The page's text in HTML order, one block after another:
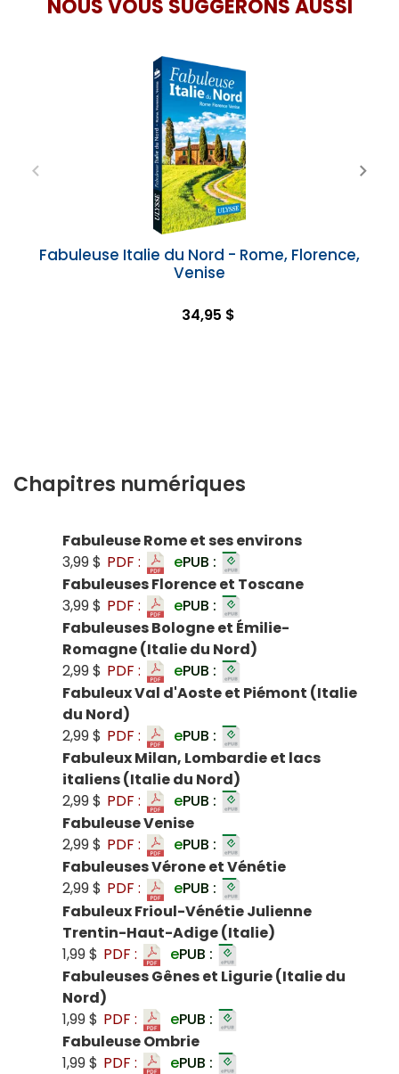
NOUS VOUS SUGGÉRONS AUSSI
Fabuleuse Italie du Nord - Rome, Florence,
Venise
34,95 $
Chapitres numériques
Fabuleuse Rome et ses environs
3,99 $ PDF : ePUB :
Fabuleuses Florence et Toscane
3,99 $ PDF : ePUB :
Fabuleuses Bologne et Émilie-
Romagne (Italie du Nord)
2,99 $ PDF : ePUB :
Fabuleux Val d'Aoste et Piémont (Italie
du Nord)
2,99 $ PDF : ePUB :
Fabuleux Milan, Lombardie et lacs
italiens (Italie du Nord)
2,99 $ PDF : ePUB :
Fabuleuse Venise
2,99 $ PDF : ePUB :
Fabuleuses Vérone et Vénétie
2,99 $ PDF : ePUB :
Fabuleux Frioul-Vénétie Julienne
Trentin-Haut-Adige (Italie)
1,99 $ PDF : ePUB :
Fabuleuses Gênes et Ligurie (Italie du
Nord)
1,99 $ PDF : ePUB :
Fabuleuse Ombrie
1,99 $ PDF : ePUB :